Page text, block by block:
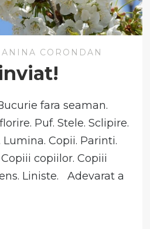
CORONDAN
fara seaman.
Puf. Stele. Sclipire.
Copii. Parinti.
copiilor. Copiii
Liniste. Adevarat a